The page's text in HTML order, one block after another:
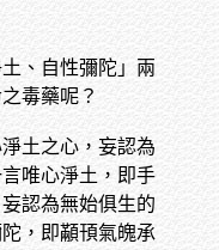
、自性彌陀」兩
毒藥呢？
土之心，妄認為
唯心淨土，即手
認為無始俱生的
，即顢頇氣魄承